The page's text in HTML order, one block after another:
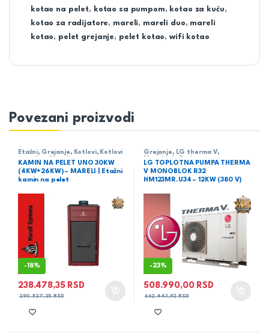
kotao na pelet, kotao sa pumpom, kotao za kuću,
kotao za radijatore, mareli, mareli duo, mareli
kotao, pelet grejanje, pelet kotao,wifi kotao
Povezani proizvodi
Etažni, Grejanje , Kotlovi, Kotlovi
KAMIN NA PELET UNO 30KW
(4KW+26KW) – MARELI | Etažni
kamin na pelet
-18%
238.478,35 RSD
290.827,25RSD
Grejanje , LG therma V,
LG TOPLOTNA PUMPA THERMA
V MONOBLOK R32
HM123MR.U34 – 12KW (380 V)
-23%
508.990,00 RSD
662.443,92RSD